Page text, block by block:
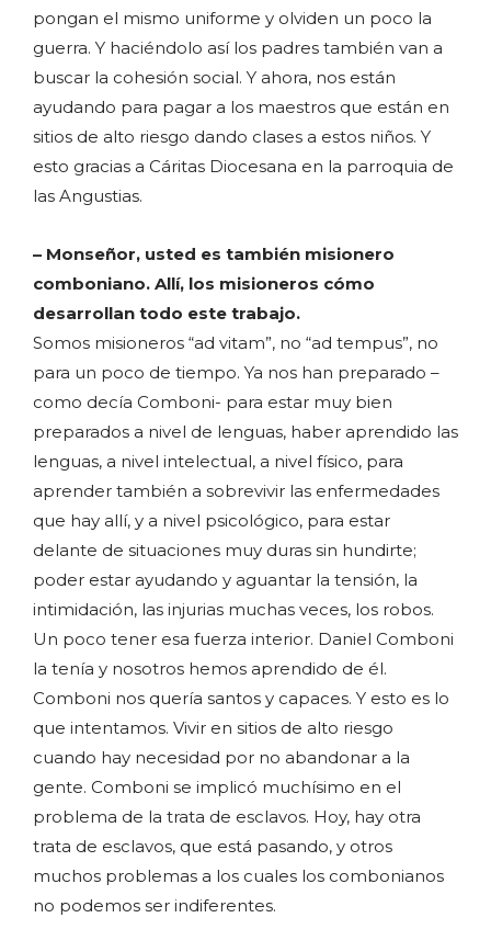
pongan el mismo uniforme y olviden un poco la
guerra. Y haciéndolo así los padres también van a
buscar la cohesión social. Y ahora, nos están
ayudando para pagar a los maestros que están en
sitios de alto riesgo dando clases a estos niños. Y
esto gracias a Cáritas Diocesana en la parroquia de
las Angustias.
– Monseñor, usted es también misionero
comboniano. Allí, los misioneros cómo
desarrollan todo este trabajo.
Somos misioneros “ad vitam”, no “ad tempus”, no
para un poco de tiempo. Ya nos han preparado –
como decía Comboni- para estar muy bien
preparados a nivel de lenguas, haber aprendido las
lenguas, a nivel intelectual, a nivel físico, para
aprender también a sobrevivir las enfermedades
que hay allí, y a nivel psicológico, para estar
delante de situaciones muy duras sin hundirte;
poder estar ayudando y aguantar la tensión, la
intimidación, las injurias muchas veces, los robos.
Un poco tener esa fuerza interior. Daniel Comboni
la tenía y nosotros hemos aprendido de él.
Comboni nos quería santos y capaces. Y esto es lo
que intentamos. Vivir en sitios de alto riesgo
cuando hay necesidad por no abandonar a la
gente. Comboni se implicó muchísimo en el
problema de la trata de esclavos. Hoy, hay otra
trata de esclavos, que está pasando, y otros
muchos problemas a los cuales los combonianos
no podemos ser indiferentes.